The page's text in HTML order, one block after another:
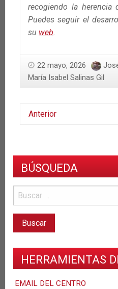
recogiendo la herencia
Puedes seguir el
su web.
22 mayo, 2026
María Isabel Salinas Gil
Anterior
BÚSQUEDA
HERRAMIENTAS
EMAIL DEL CENTRO